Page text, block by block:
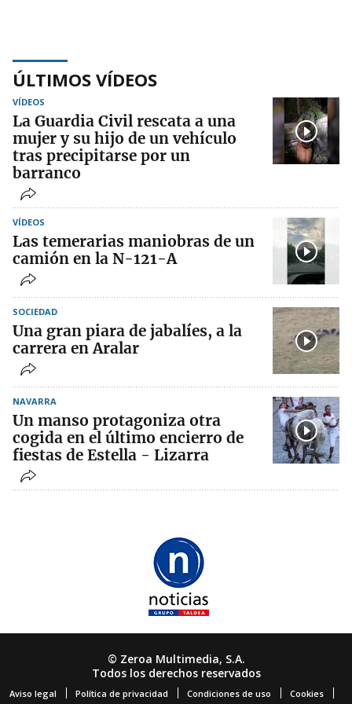
ÚLTIMOS VÍDEOS
VÍDEOS
La Guardia Civil rescata a una
mujer y su hijo de un vehículo
tras precipitarse por un
barranco
VÍDEOS
Las temerarias maniobras de un
camión en la N-121-A
SOCIEDAD
Una gran piara de jabalíes, a la
carrera en Aralar
NAVARRA
Un manso protagoniza otra
cogida en el último encierro de
fiestas de Estella - Lizarra
© Zeroa Multimedia, S.A.
Todos los derechos reservados
Aviso legal Política de privacidad Condiciones de uso Cookies